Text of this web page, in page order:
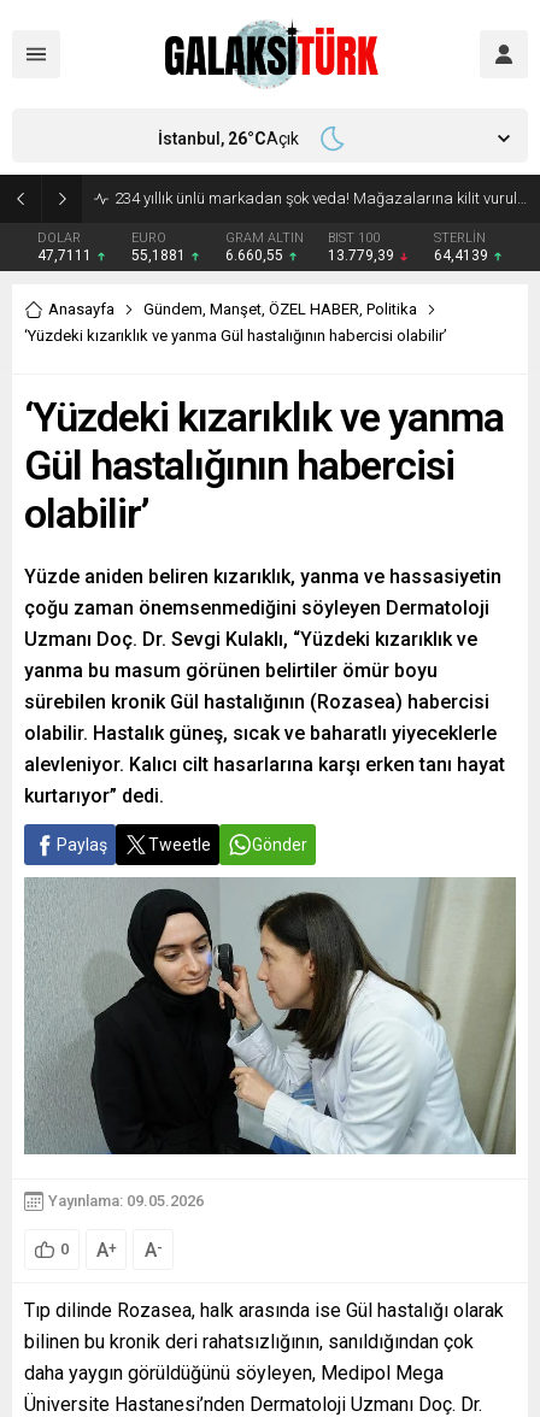
Vücudunuzu zehirliyor: Varsa çöpe atın! Yiyeni hasta ediyor
DOLAR
47,7111
EURO
55,1881
GRAM ALTIN
6.660,55
BIST 100
13.779,39
STERLİN
64,4139
İstanbul, 26°CAçık
Anasayfa Gündem, Manşet, ÖZEL HABER, Politika
‘Yüzdeki kızarıklık ve yanma Gül hastalığının habercisi olabilir’
‘Yüzdeki kızarıklık ve yanma
Gül hastalığının habercisi
olabilir’
Yüzde aniden beliren kızarıklık, yanma ve hassasiyetin
çoğu zaman önemsenmediğini söyleyen Dermatoloji
Uzmanı Doç. Dr. Sevgi Kulaklı, “Yüzdeki kızarıklık ve
yanma bu masum görünen belirtiler ömür boyu
sürebilen kronik Gül hastalığının (Rozasea) habercisi
olabilir. Hastalık güneş, sıcak ve baharatlı yiyeceklerle
alevleniyor. Kalıcı cilt hasarlarına karşı erken tanı hayat
kurtarıyor” dedi.
Paylaş Tweetle Gönder
Yayınlama: 09.05.2026
0 A+ A-
Tıp dilinde Rozasea, halk arasında ise Gül hastalığı olarak
bilinen bu kronik deri rahatsızlığının, sanıldığından çok
daha yaygın görüldüğünü söyleyen, Medipol Mega
Üniversite Hastanesi’nden Dermatoloji Uzmanı Doç. Dr.